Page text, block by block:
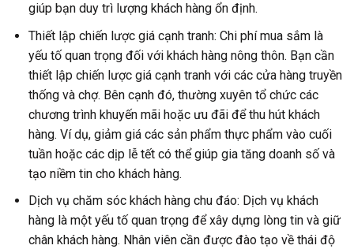
giúp bạn duy trì lượng khách hàng ổn định.
Thiết lập chiến lược giá cạnh tranh: Chi phí mua sắm là
yếu tố quan trọng đối với khách hàng nông thôn. Bạn cần
thiết lập chiến lược giá cạnh tranh với các cửa hàng truyền
thống và chợ. Bên cạnh đó, thường xuyên tổ chức các
chương trình khuyến mãi hoặc ưu đãi để thu hút khách
hàng. Ví dụ, giảm giá các sản phẩm thực phẩm vào cuối
tuần hoặc các dịp lễ tết có thể giúp gia tăng doanh số và
tạo niềm tin cho khách hàng.
Dịch vụ chăm sóc khách hàng chu đáo: Dịch vụ khách
hàng là một yếu tố quan trọng để xây dựng lòng tin và giữ
chân khách hàng. Nhân viên cần được đào tạo về thái độ